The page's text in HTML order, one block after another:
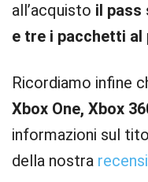
all’acquisto il pass
e tre i pacchetti al
Ricordiamo infine
Xbox One, Xbox
informazioni sul
della nostra